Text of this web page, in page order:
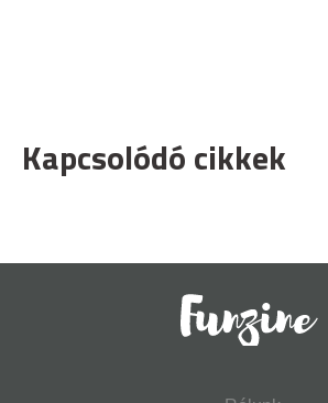
Kapcsolódó cikkek